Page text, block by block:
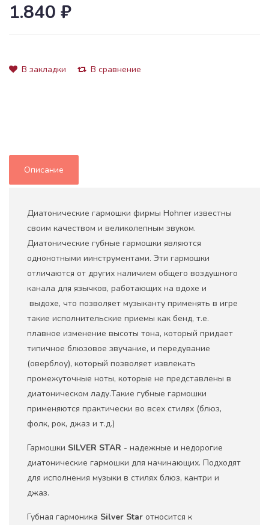
1.840 ₽
В закладки В сравнение
Описание
Диатонические гармошки фирмы Hohner известны
своим качеством и великолепным звуком.
Диатонические губные гармошки являются
однонотными иинструментами. Эти гармошки
отличаются от других наличием общего воздушного
канала для язычков, работающих на вдохе и
выдохе, что позволяет музыканту применять в игре
такие исполнительские приемы как бенд, т.е.
плавное изменение высоты тона, который придает
типичное блюзовое звучание, и передувание
(оверблоу), который позволяет извлекать
промежуточные ноты, которые не представлены в
диатоническом ладу.Такие губные гармошки
применяются практически во всех стилях (блюз,
фолк, рок, джаз и т.д.)
Гармошки SILVER STAR - надежные и недорогие
диатонические гармошки для начинающих. Подходят
для исполнения музыки в стилях блюз, кантри и
джаз.
Губная гармоника Silver Star относится к